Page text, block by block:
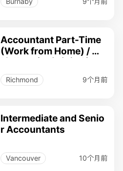
Accountant Part-Time
(Work from Home) / 会
Richmond 9个月前
Intermediate and Senio
r Accountants
Vancouver 10个月前